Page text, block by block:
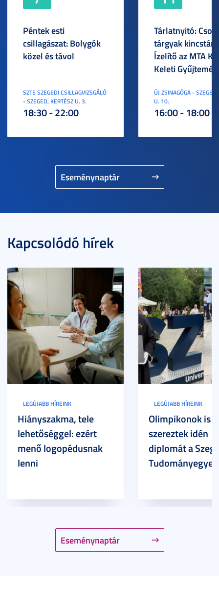
Eseménynaptár
Péntek esti
csillagászat: Bolygók
közel és távol
SZTE SZEGEDI CSILLAGVIZSGÁLÓ
- SZEGED, KERTÉSZ U. 3.
18:30 - 22:00
Tárlatnyitó:
tárgyak
Ízelítő az MTA
Keleti
ÚJ ZSINAGÓGA -
U. 10.
16:00 - 18:00
Kapcsolódó hírek
Eseménynaptár
LEGÚJABB HÍREINK
Hiányszakma, tele
lehetőséggel: ezért
menő logopédusnak
lenni
LEGÚJABB HÍREINK
Olimpikonok is
szereztek idén
diplomát a